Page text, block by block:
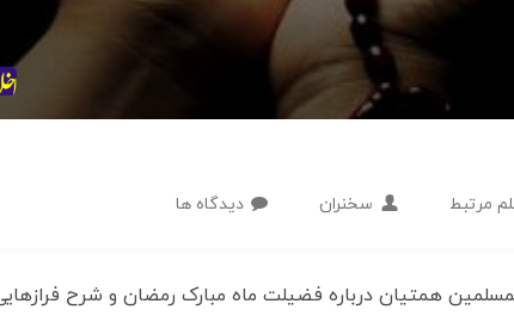
مرتبط سخنران دیدگاه ها
همتیان درباره فضیلت ماه مبارک رمضان و شرح